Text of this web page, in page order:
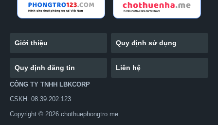
Giới thiệu Quy định sử dụng
Quy định đăng tin Liên hệ
CÔNG TY TNHH LBKCORP
CSKH: 08.39.202.123
Copyright © 2026 chothuephongtro.me